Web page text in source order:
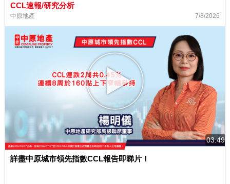
CCL速報/研究分析
中原地產 7/8/2026
03:49
詳盡中原城市領先指數CCL報告即睇片！